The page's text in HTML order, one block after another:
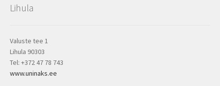
Lihula
Valuste tee 1
Lihula 90303
Tel: +372 47 78 743
www.uninaks.ee